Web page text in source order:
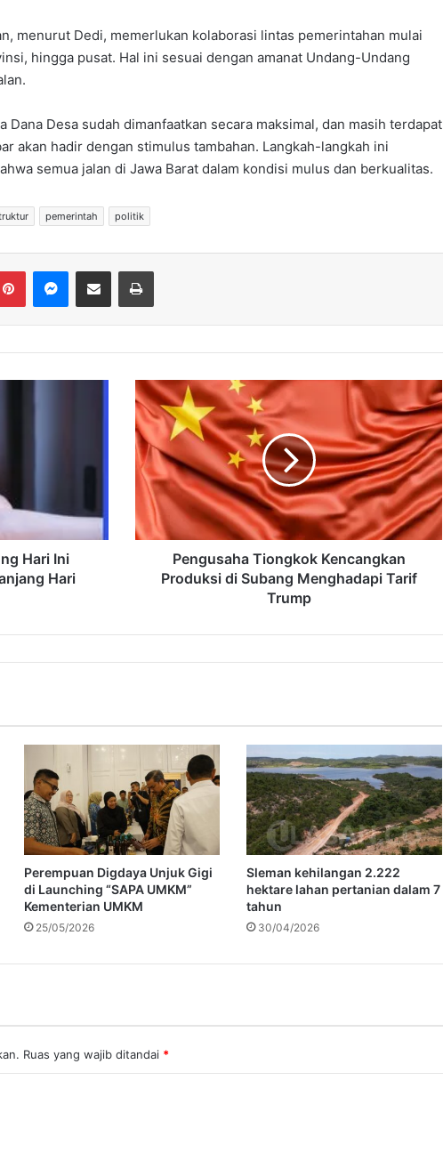
menurut Dedi, memerlukan kolaborasi lintas pemerintahan mulai
hingga pusat. Hal ini sesuai dengan amanat Undang-Undang
Dana Desa sudah dimanfaatkan secara maksimal, dan masih terdapat
akan hadir dengan stimulus tambahan. Langkah-langkah ini
semua jalan di Jawa Barat dalam kondisi mulus dan berkualitas.
pemerintah politik
Hari Ini
Hari
P
e
n
g
u
h
a
g
e
n
a
n
g
k
a
n
P
r
u
i
i
Pengusaha Tiongkok Kencangkan
Produksi di Subang Menghadapi Tarif
Trump
Perempuan Digdaya Unjuk Gigi
di Launching “SAPA UMKM”
Kementerian UMKM
25/05/2026
Sleman kehilangan 2.222
hektare lahan pertanian dalam 7
tahun
30/04/2026
Ruas yang wajib ditandai *